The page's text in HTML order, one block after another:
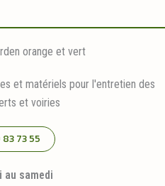
et matériels pour l'entretien des
et voiries
73 55
au samedi